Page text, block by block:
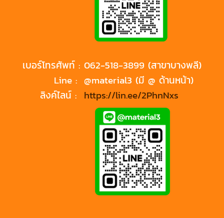
เบอร์โทรศัพท์ : 062-518-3899 (สาขาบางพลี)
Line : @material3 (มี @ ด้านหน้า)
ลิงค์ไลน์ : https://lin.ee/2PhnNxs